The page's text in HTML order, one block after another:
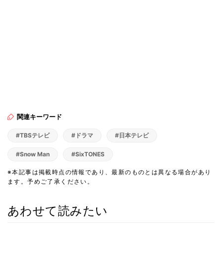
関連キーワード
#TBSテレビ #ドラマ #日本テレビ
#Snow Man #SixTONES
※本記事は掲載時点の情報であり、最新のものとは異なる場合があり
ます。予めご了承ください。
あわせて読みたい